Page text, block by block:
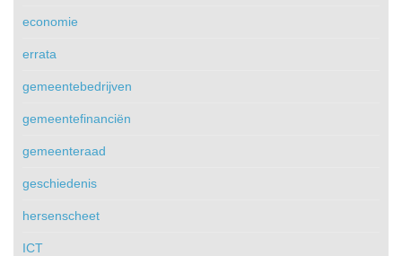
economie
errata
gemeentebedrijven
gemeentefinanciën
gemeenteraad
geschiedenis
hersenscheet
ICT